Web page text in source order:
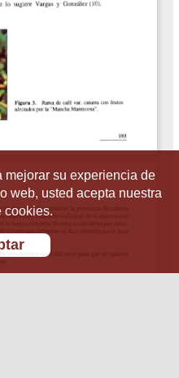
mejorar su experiencia de
web, usted acepta nuestra
cookies.